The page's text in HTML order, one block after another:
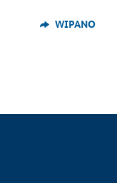
WIPANO